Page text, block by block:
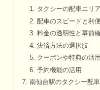
タクシーの配車エリ
配車のスピードと利
料金の透明性と事前
決済方法の選択肢
クーポンや特典の活用
予約機能の活用
南仙台駅のタクシー配